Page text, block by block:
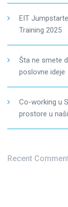
EIT
Training 2025
Šta ne smete
poslovne ideje
Co-working u
prostore u
Recent